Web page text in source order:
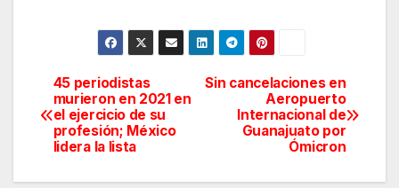
Navegación
de
Sin cancelaciones en
Aeropuerto
Internacional de
Guanajuato por
Ómicron
45 periodistas
murieron en 2021 en
el ejercicio de su
profesión; México
lidera la lista